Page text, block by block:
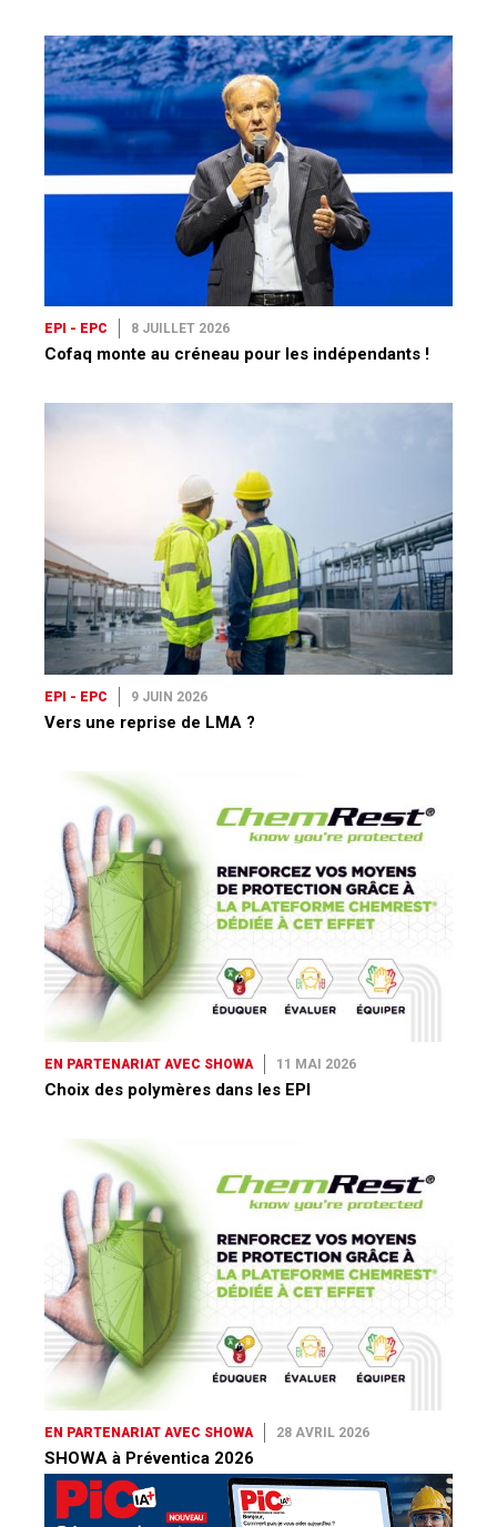
EPI - EPC 8 JUILLET 2026
Cofaq monte au créneau pour les indépendants !
EPI - EPC 9 JUIN 2026
Vers une reprise de LMA ?
EN PARTENARIAT AVEC SHOWA 11 MAI 2026
Choix des polymères dans les EPI
EN PARTENARIAT AVEC SHOWA 28 AVRIL 2026
SHOWA à Préventica 2026